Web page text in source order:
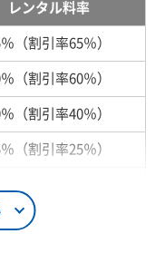
レンタル料率
（割引率65％）
（割引率60％）
（割引率40％）
（割引率25％）
％（割引率 0％）